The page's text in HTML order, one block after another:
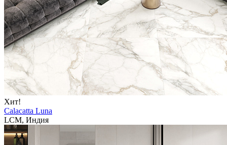
Хит!
Calacatta Luna
LCM, Индия